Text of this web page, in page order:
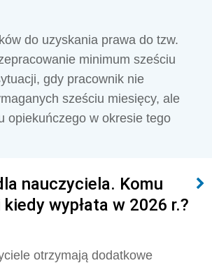
do uzyskania prawa do tzw.
minimum sześciu
gdy pracownik nie
sześciu miesięcy, ale
opiekuńczego w okresie tego
nauczyciela. Komu
kiedy wypłata w 2026 r.?
otrzymają dodatkowe